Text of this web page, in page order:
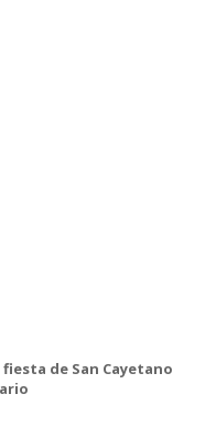
de San Cayetano